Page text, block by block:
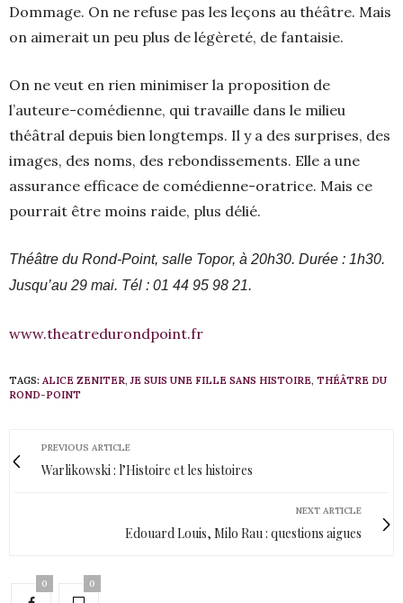
Dommage. On ne refuse pas les leçons au théâtre. Mais
on aimerait un peu plus de légèreté, de fantaisie.
On ne veut en rien minimiser la proposition de
l’auteure-comédienne, qui travaille dans le milieu
théâtral depuis bien longtemps. Il y a des surprises, des
images, des noms, des rebondissements. Elle a une
assurance efficace de comédienne-oratrice. Mais ce
pourrait être moins raide, plus délié.
Théâtre du Rond-Point, salle Topor, à 20h30. Durée : 1h30.
Jusqu’au 29 mai. Tél : 01 44 95 98 21.
www.theatredurondpoint.fr
TAGS: ALICE ZENITER,JE SUIS UNE FILLE SANS HISTOIRE, THÉÂTRE DU
ROND-POINT
PREVIOUS ARTICLE
Warlikowski : l’Histoire et les histoires
NEXT ARTICLE
Edouard Louis, Milo Rau : questions aigues
0 0